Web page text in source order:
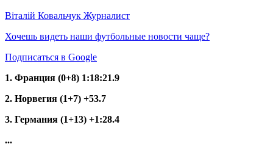
Віталій Ковальчук Журналист
Хочешь видеть наши футбольные новости чаще?
Подписаться в Google
1. Франция (0+8) 1:18:21.9
2. Норвегия (1+7) +53.7
3. Германия (1+13) +1:28.4
...